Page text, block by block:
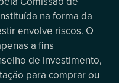
na forma da
envolve riscos. O
a fins
de investimento,
para comprar ou